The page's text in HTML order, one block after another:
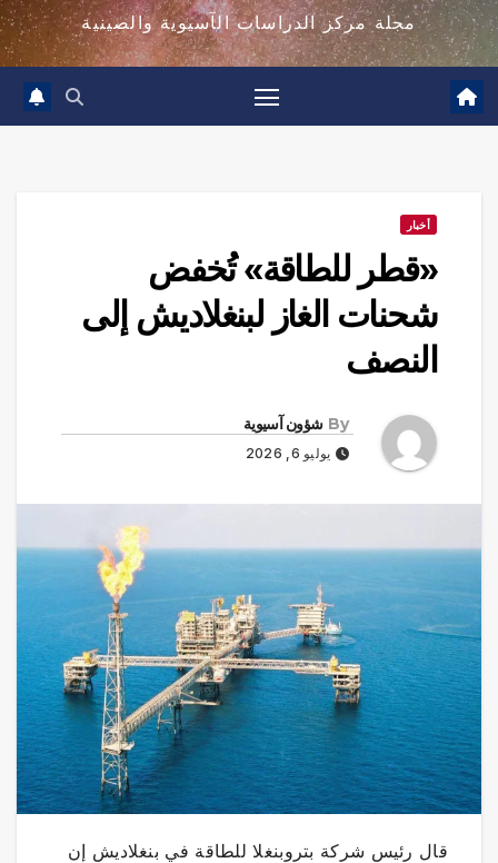
مجلة مركز الدراسات الآسيوية والصينية
أخبار
«قطر للطاقة» تُخفض
شحنات الغاز لبنغلاديش إلى
النصف
By شؤون آسيوية
يوليو 6, 2026
قال رئيس شركة بتروبنغلا للطاقة في بنغلاديش إن